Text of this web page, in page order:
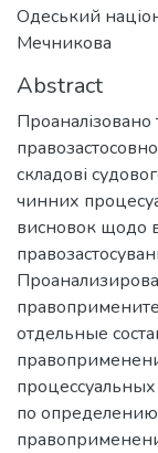
Одеський
Мечникова
Abstract
складові
чинних
висновок щодо
отдельные
по определению